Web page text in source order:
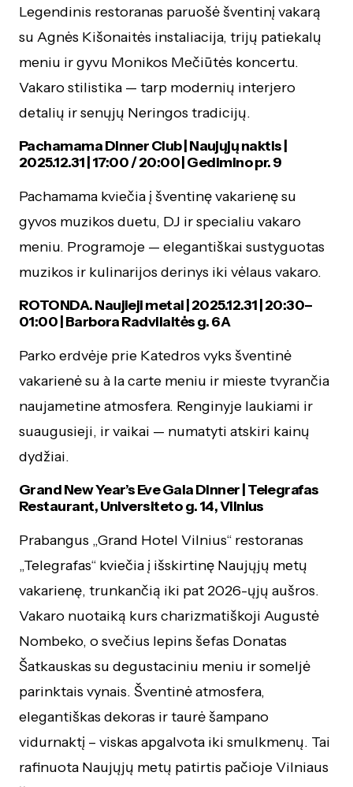
Legendinis restoranas paruošė šventinį vakarą
su Agnės Kišonaitės instaliacija, trijų patiekalų
meniu ir gyvu Monikos Mečiūtės koncertu.
Vakaro stilistika — tarp modernių interjero
detalių ir senųjų Neringos tradicijų.
Pachamama Dinner Club | Naujųjų naktis |
2025.12.31 | 17:00 / 20:00 | Gedimino pr. 9
Pachamama kviečia į šventinę vakarienę su
gyvos muzikos duetu, DJ ir specialiu vakaro
meniu. Programoje — elegantiškai sustyguotas
muzikos ir kulinarijos derinys iki vėlaus vakaro.
ROTONDA. Naujieji metai | 2025.12.31 | 20:30–
01:00 | Barbora Radvilaitės g. 6A
Parko erdvėje prie Katedros vyks šventinė
vakarienė su à la carte meniu ir mieste tvyrančia
naujametine atmosfera. Renginyje laukiami ir
suaugusieji, ir vaikai — numatyti atskiri kainų
dydžiai.
Grand New Year’s Eve Gala Dinner | Telegrafas
Restaurant, Universiteto g. 14, Vilnius
Prabangus „Grand Hotel Vilnius“ restoranas
„Telegrafas“ kviečia į išskirtinę Naujųjų metų
vakarienę, trunkančią iki pat 2026-ųjų aušros.
Vakaro nuotaiką kurs charizmatiškoji Augustė
Nombeko, o svečius lepins šefas Donatas
Šatkauskas su degustaciniu meniu ir someljė
parinktais vynais. Šventinė atmosfera,
elegantiškas dekoras ir taurė šampano
vidurnaktį – viskas apgalvota iki smulkmenų. Tai
rafinuota Naujųjų metų patirtis pačioje Vilniaus